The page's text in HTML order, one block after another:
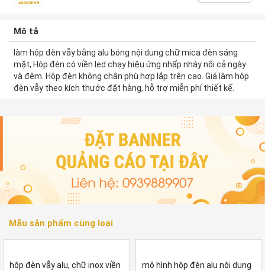
Mô tả
làm hộp đèn vẫy bằng alu bóng nội dung chữ mica đèn sáng
mặt, Hôp đèn có viền led chạy hiệu ứng nhấp nháy nổi cả ngày
và đêm. Hộp đèn không chân phù hợp lắp trên cao. Giá làm hộp
đèn vẫy theo kích thước đặt hàng, hỗ trợ miễn phí thiết kế.
Mẫu sản phẩm cùng loại
hộp đèn vẫy alu, chữ inox viền
mô hình hộp đèn alu nội dung